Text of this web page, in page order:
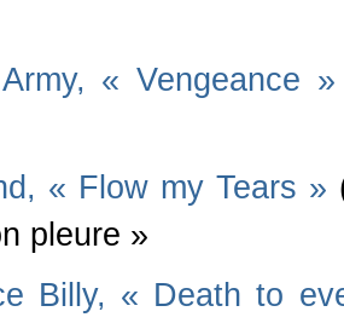
« Vengeance »
« Flow my Tears »
pleure »
Billy, « Death to